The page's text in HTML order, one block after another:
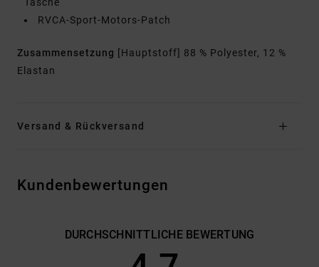
Tasche
RVCA-Sport-Motors-Patch
Zusammensetzung [Hauptstoff] 88 % Polyester, 12 %
Elastan
Versand & Rückversand
Kundenbewertungen
DURCHSCHNITTLICHE BEWERTUNG